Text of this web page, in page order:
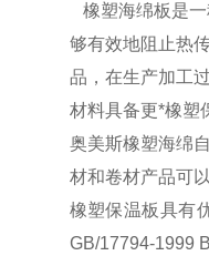
橡塑海绵板是
够有效地阻止热
品，在生产加工
材料具备更*橡塑
奥美斯橡塑海绵
材和卷材产品可
橡塑保温板具有
GB/17794-1999